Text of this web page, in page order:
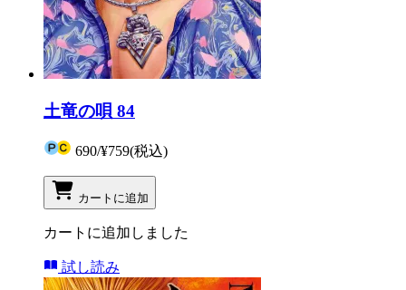
土竜の唄 84
690/¥759(税込)
カートに追加
カートに追加しました
試し読み